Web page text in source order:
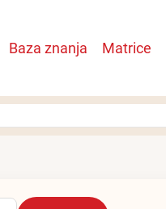
Baza znanja Matrice